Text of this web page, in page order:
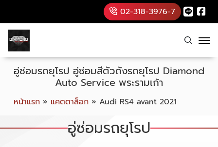
02-318-3976-7
หน้าแรก » แคตตาล็อก » Audi RS4 avant 2021
อู่ซ่อมรถยุโรป อู่ซ่อมสีตัวถังรถยุโรป Diamond
Auto Service พระรามเก้า
อู่ซ่อมรถยุโรป